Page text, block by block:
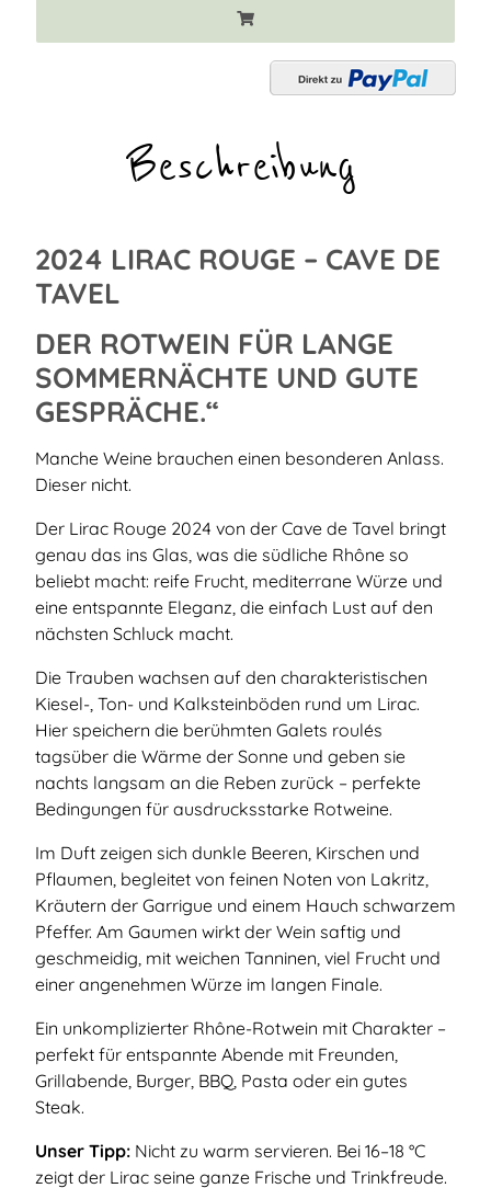
Beschreibung
2024 LIRAC ROUGE – CAVE DE
TAVEL
DER ROTWEIN FÜR LANGE
SOMMERNÄCHTE UND GUTE
GESPRÄCHE.“
Manche Weine brauchen einen besonderen Anlass.
Dieser nicht.
Der Lirac Rouge 2024 von der Cave de Tavel bringt
genau das ins Glas, was die südliche Rhône so
beliebt macht: reife Frucht, mediterrane Würze und
eine entspannte Eleganz, die einfach Lust auf den
nächsten Schluck macht.
Die Trauben wachsen auf den charakteristischen
Kiesel-, Ton- und Kalksteinböden rund um Lirac.
Hier speichern die berühmten Galets roulés
tagsüber die Wärme der Sonne und geben sie
nachts langsam an die Reben zurück – perfekte
Bedingungen für ausdrucksstarke Rotweine.
Im Duft zeigen sich dunkle Beeren, Kirschen und
Pflaumen, begleitet von feinen Noten von Lakritz,
Kräutern der Garrigue und einem Hauch schwarzem
Pfeffer. Am Gaumen wirkt der Wein saftig und
geschmeidig, mit weichen Tanninen, viel Frucht und
einer angenehmen Würze im langen Finale.
Ein unkomplizierter Rhône-Rotwein mit Charakter –
perfekt für entspannte Abende mit Freunden,
Grillabende, Burger, BBQ, Pasta oder ein gutes
Steak.
Unser Tipp: Nicht zu warm servieren. Bei 16–18 °C
zeigt der Lirac seine ganze Frische und Trinkfreude.